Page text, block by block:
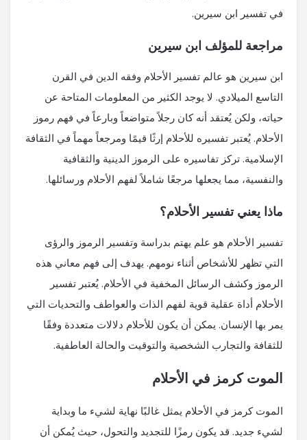
في تفسير ابن سيرين.
مراجعة للمؤلف ابن سيرين
ابن سيرين هو عالم تفسير الأحلام وفقه الدين في القرن
التاسع الميلادي. لا يوجد الكثير من المعلومات المتاحة عن
حياته، ولكن يُعتقد أنه كان رجلاً متواضعاً وبارعاً في فهم رموز
الأحلام. يُعتبر تفسيره للأحلام إرثًا قيمًا ومرجعاً مهماً في الثقافة
الإسلامية. تركز تفاسيره على الرموز الدينية والثقافية
والنفسية، مما يجعلها مرجعًا شاملاً لفهم الأحلام ورسائلها.
ماذا يعني تفسير الأحلام؟
تفسير الأحلام هو علم يهتم بدراسة وتفسير الرموز والرؤى
التي تظهر للأشخاص أثناء نومهم. يهدف إلى فهم معاني هذه
الرموز وكشف الرسائل المخفية في الأحلام. يُعتبر تفسير
الأحلام أداة عقلية قوية لفهم الذات والعواطف والتحديات التي
يمر بها الإنسان. يمكن أن يكون للأحلام دلالات متعددة وفقًا
للثقافة والتجارب الشخصية والتوقيت والحالة العاطفية.
الموت كرمز في الأحلام
الموت كرمز في الأحلام يمثل غالبًا نهاية لشيء ما وبداية
لشيء جديد. قد يكون رمزًا للتجديد والتحول، حيث يُمكن أن